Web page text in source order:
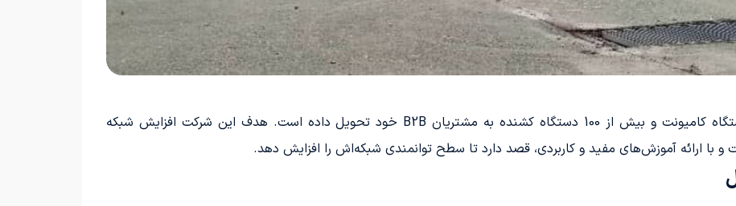
این شرکت خودروساز تاکنون بیش از 200 دستگاه کامیونت و بیش از 100 دستگاه کشنده به مشتریان B2B خود تحویل داده است. هدف این شرکت افزایش شبکه
ارائه آموزش‌های مفید و کاربردی، قصد دارد تا سطح توانمندی شبکه‌اش را افزایش دهد.